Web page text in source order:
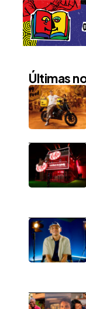
Últimas